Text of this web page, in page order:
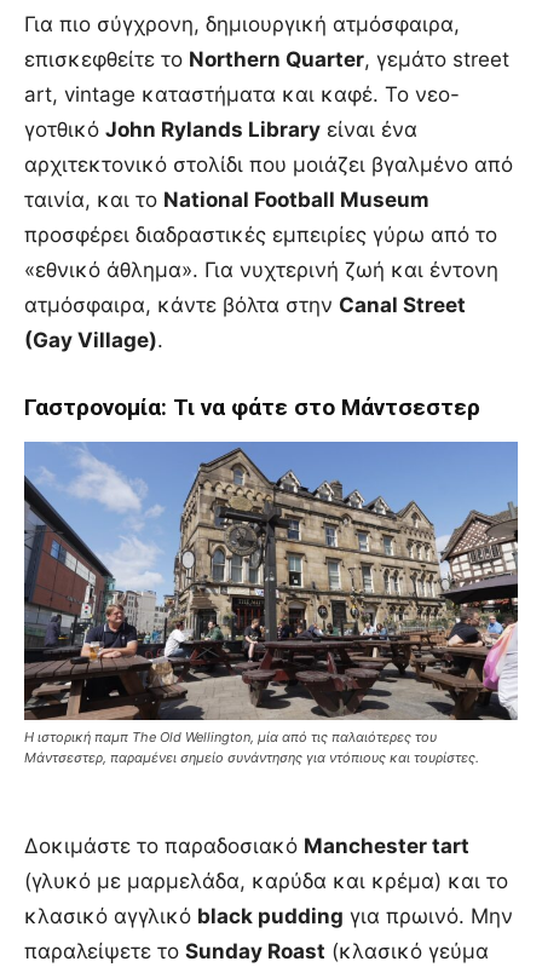
Για πιο σύγχρονη, δημιουργική ατμόσφαιρα,
επισκεφθείτε το Northern Quarter, γεμάτο street
art, vintage καταστήματα και καφέ. Το νεο-
γοτθικό John Rylands Library είναι ένα
αρχιτεκτονικό στολίδι που μοιάζει βγαλμένο από
ταινία, και το National Football Museum
προσφέρει διαδραστικές εμπειρίες γύρω από το
«εθνικό άθλημα». Για νυχτερινή ζωή και έντονη
ατμόσφαιρα, κάντε βόλτα στην Canal Street
(Gay Village).
Γαστρονομία: Τι να φάτε στο Μάντσεστερ
Η ιστορική παμπ The Old Wellington, μία από τις παλαιότερες του
Μάντσεστερ, παραμένει σημείο συνάντησης για ντόπιους και τουρίστες.
Δοκιμάστε το παραδοσιακό Manchester tart
(γλυκό με μαρμελάδα, καρύδα και κρέμα) και το
κλασικό αγγλικό black pudding για πρωινό. Μην
παραλείψετε το Sunday Roast (κλασικό γεύμα